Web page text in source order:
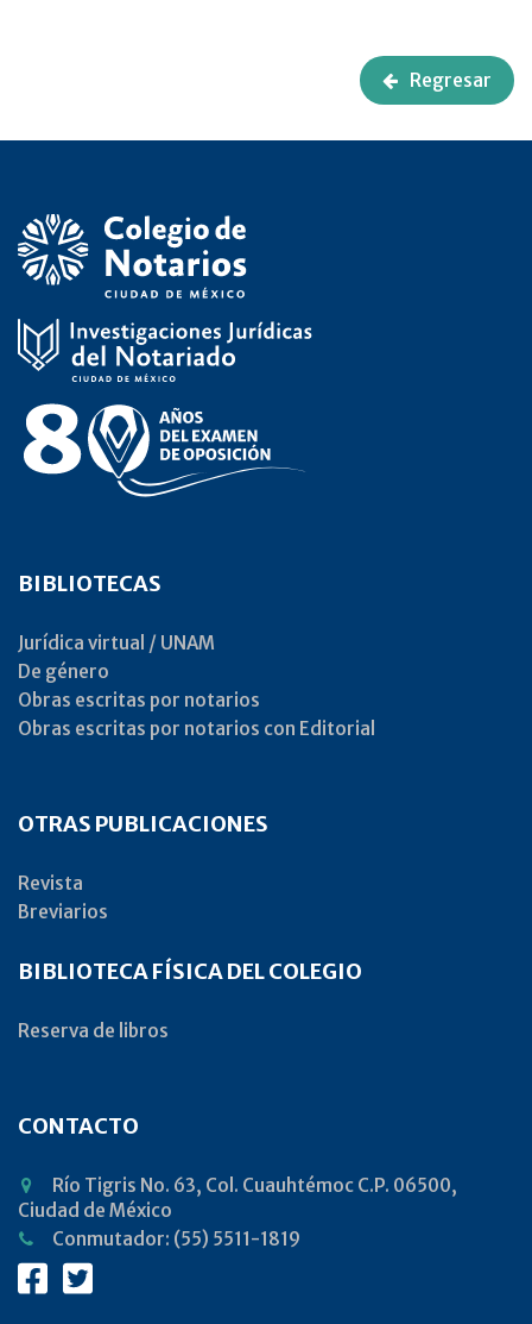
Regresar
BIBLIOTECAS
Jurídica virtual / UNAM
De género
Obras escritas por notarios
Obras escritas por notarios con Editorial
OTRAS PUBLICACIONES
Revista
Breviarios
BIBLIOTECA FÍSICA DEL COLEGIO
Reserva de libros
CONTACTO
Río Tigris No. 63, Col. Cuauhtémoc C.P. 06500,
Ciudad de México
Conmutador: (55) 5511-1819